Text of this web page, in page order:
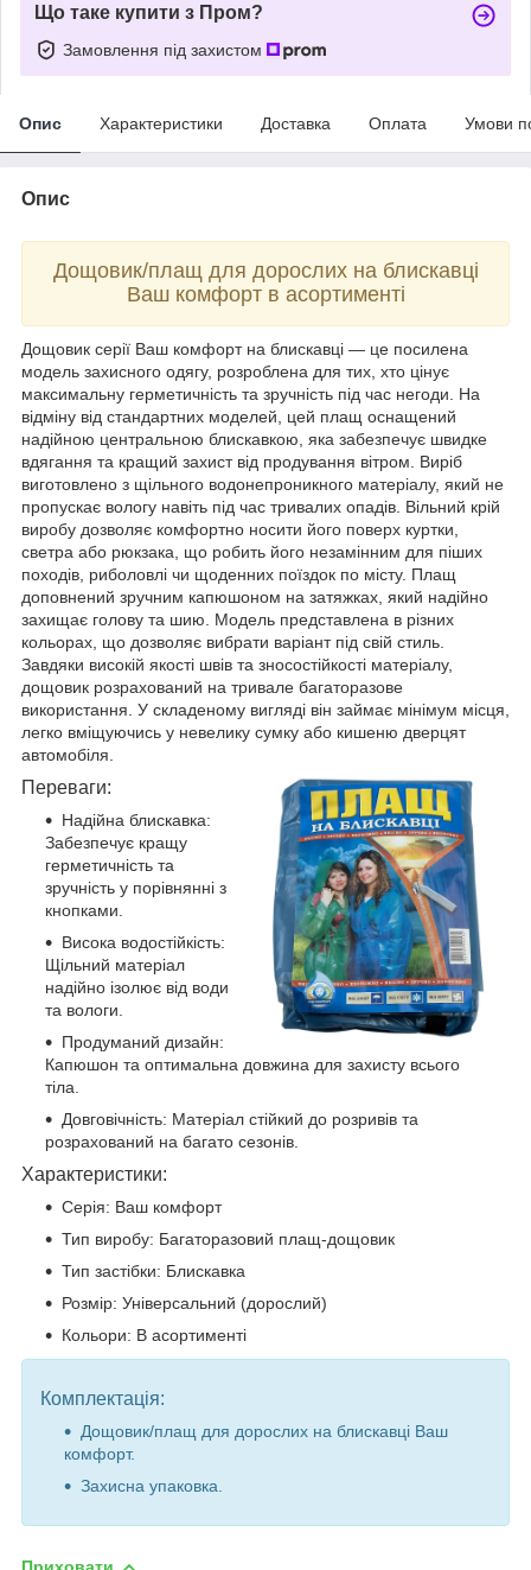
Що таке купити з Пром?
Замовлення під захистом
Опис Характеристики Доставка Оплата Умови
Опис
Дощовик/плащ для дорослих на блискавці
Ваш комфорт в асортименті
Дощовик серії Ваш комфорт на блискавці — це посилена
модель захисного одягу, розроблена для тих, хто цінує
максимальну герметичність та зручність під час негоди. На
відміну від стандартних моделей, цей плащ оснащений
надійною центральною блискавкою, яка забезпечує швидке
вдягання та кращий захист від продування вітром. Виріб
виготовлено з щільного водонепроникного матеріалу, який не
пропускає вологу навіть під час тривалих опадів. Вільний крій
виробу дозволяє комфортно носити його поверх куртки,
светра або рюкзака, що робить його незамінним для піших
походів, риболовлі чи щоденних поїздок по місту. Плащ
доповнений зручним капюшоном на затяжках, який надійно
захищає голову та шию. Модель представлена в різних
кольорах, що дозволяє вибрати варіант під свій стиль.
Завдяки високій якості швів та зносостійкості матеріалу,
дощовик розрахований на тривале багаторазове
використання. У складеному вигляді він займає мінімум місця,
легко вміщуючись у невелику сумку або кишеню дверцят
автомобіля.
Переваги:
Надійна блискавка:
Забезпечує кращу
герметичність та
зручність у порівнянні з
кнопками.
Висока водостійкість:
Щільний матеріал
надійно ізолює від води
та вологи.
Продуманий дизайн:
Капюшон та оптимальна довжина для захисту всього
тіла.
Довговічність: Матеріал стійкий до розривів та
розрахований на багато сезонів.
Характеристики:
Серія: Ваш комфорт
Тип виробу: Багаторазовий плащ-дощовик
Тип застібки: Блискавка
Розмір: Універсальний (дорослий)
Кольори: В асортименті
Комплектація:
Дощовик/плащ для дорослих на блискавці Ваш
комфорт.
Захисна упаковка.
Приховати